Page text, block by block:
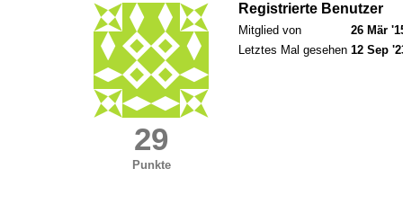
29
Punkte
Registrierte Benutzer
Mitglied von
26 Mär
Letztes Mal gesehen 12 Sep